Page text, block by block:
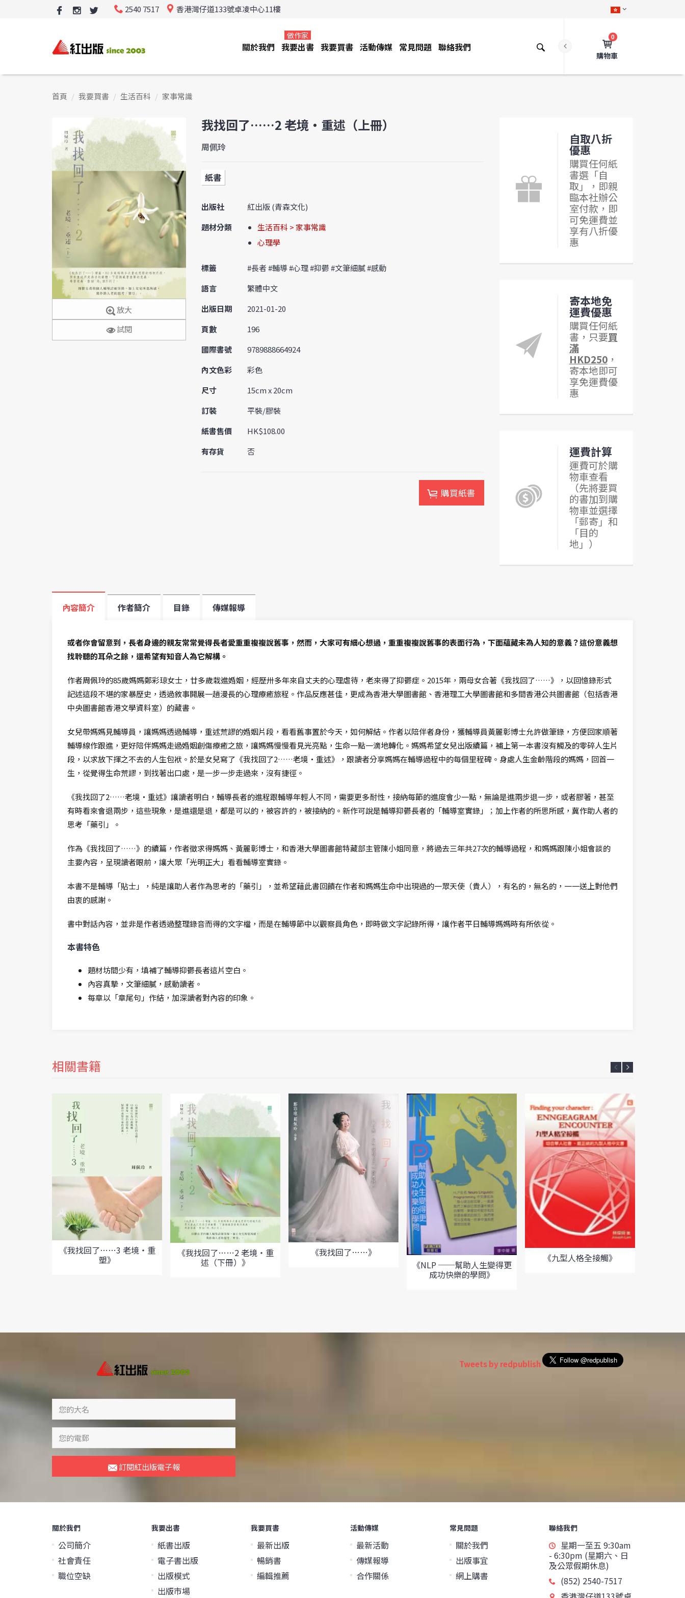
2540 7517 香港灣仔道133號卓凌中心11樓
0
購物車
關於我們 我要出書
做作家
我要買書 活動傳媒 常見問題 聯絡我們
首頁 我要買書 生活百科 家事常識
放大
試閱
我找回了……2 老境‧重述（上冊）
周佩玲
紙書
出版社
紅出版 (青森文化)
題材分類
生活百科 > 家事常識
心理學
標籤
#長者 #輔導 #心理 #抑鬱 #文筆細膩 #感動
語言
繁體中文
出版日期
2021-01-20
頁數
196
國際書號
9789888664924
內文色彩
彩色
尺寸
15cm x 20cm
訂裝
平裝/膠裝
紙書售價
HK$108.00
有存貨
否
購買紙書
自取八折
優惠
購買任何紙
書選「自
取」，即親
臨本社辦公
室付款，即
可免運費並
享有八折優
惠
寄本地免
運費優惠
購買任何紙
書，只要買
滿
HKD250，
寄本地即可
享免運費優
惠
運費計算
運費可於購
物車查看
（先將要買
的書加到購
物車並選擇
「郵寄」和
「目的
地」）
內容簡介 作者簡介 目錄 傳媒報導
或者你會留意到，長者身邊的親友常常覺得長者愛重重複複說舊事，然而，大家可有細心想過，重重複複說舊事的表面行為，下面蘊藏未為人知的意義？這份意義想
找聆聽的耳朵之餘，還希望有知音人為它解構。
作者周佩玲的85歲媽媽鄭彩琼女士，廿多歲栽進婚姻，經歷卅多年來自丈夫的心理虐待，老來得了抑鬱症。2015年，兩母女合著《我找回了……》，以回憶錄形式
記述這段不堪的家暴歷史，透過敘事開展一趟漫長的心理療癒旅程。作品反應甚佳，更成為香港大學圖書館、香港理工大學圖書館和多間香港公共圖書館（包括香港
中央圖書館香港文學資料室）的藏書。
女兒帶媽媽見輔導員，讓媽媽透過輔導，重述荒謬的婚姻片段，看看舊事置於今天，如何解結。作者以陪伴者身份，獲輔導員黃麗彰博士允許做筆錄，方便回家順著
輔導線作跟進，更好陪伴媽媽走過婚姻創傷療癒之旅，讓媽媽慢慢看見光亮點，生命一點一滴地轉化。媽媽希望女兒出版續篇，補上第一本書沒有觸及的零碎人生片
段，以求放下揮之不去的人生包袱。於是女兒寫了《我找回了2……老境‧重述》，跟讀者分享媽媽在輔導過程中的每個里程碑。身處人生金齡階段的媽媽，回首一
生，從覺得生命荒謬，到找著出口處，是一步一步走過來，沒有捷徑。
《我找回了2……老境‧重述》讓讀者明白，輔導長者的進程跟輔導年輕人不同，需要更多耐性，接納每節的進度會少一點，無論是進兩步退一步，或者膠著，甚至
有時看來會退兩步，這些現象，是進還是退，都是可以的，被容許的，被接納的。新作可說是輔導抑鬱長者的「輔導室實錄」；加上作者的所思所感，冀作助人者的
思考「藥引」。
作為《我找回了……》的續篇，作者徵求得媽媽、黃麗彰博士，和香港大學圖書館特藏部主管陳小姐同意，將過去三年共27次的輔導過程，和媽媽跟陳小姐會談的
主要內容，呈現讀者眼前，讓大眾「光明正大」看看輔導室實錄。
本書不是輔導「貼士」，純是讓助人者作為思考的「藥引」，並希望藉此書回饋在作者和媽媽生命中出現過的一眾天使（貴人），有名的，無名的，一一送上對他們
由衷的感謝。
書中對話內容，並非是作者透過整理錄音而得的文字檔，而是在輔導節中以觀察員角色，即時做文字記錄所得，讓作者平日輔導媽媽時有所依從。
本書特色
題材坊間少有，填補了輔導抑鬱長者這片空白。
內容真摯，文筆細膩，感動讀者。
每章以「章尾句」作結，加深讀者對內容的印象。
相關書籍
《我找回了……3 老境‧重
塑》
《我找回了……2 老境‧重
述（下冊）》
《我找回了……》
《NLP ──幫助人生變得更
成功快樂的學問》
《九型人格全接觸》
訂閱紅出版電子報
Tweets by redpublish
關於我們
公司簡介
社會責任
職位空缺
我要出書
紙書出版
電子書出版
出版模式
出版市場
我要買書
最新出版
暢銷書
編輯推薦
活動傳媒
最新活動
傳媒報導
合作關係
常見問題
關於我們
出版事宜
網上購書
聯絡我們
星期一至五 9:30am
- 6:30pm (星期六、日
及公眾假期休息)
(852) 2540-7517